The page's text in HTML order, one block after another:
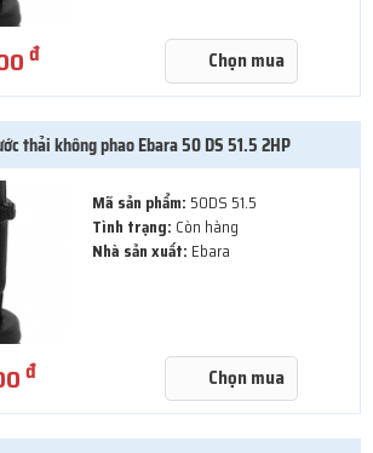
đ Chọn mua
thải không phao Ebara 50 DS 51.5 2HP
Mã sản phẩm: 50DS 51.5
Tình trạng: Còn hàng
Nhà sản xuất: Ebara
đ Chọn mua